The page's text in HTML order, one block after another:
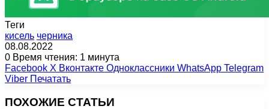
Теги
кисель черника
08.08.2022
0 Время чтения: 1 минута
Facebook X Вконтакте Одноклассники WhatsApp Telegram
Viber Печатать
ПОХОЖИЕ СТАТЬИ